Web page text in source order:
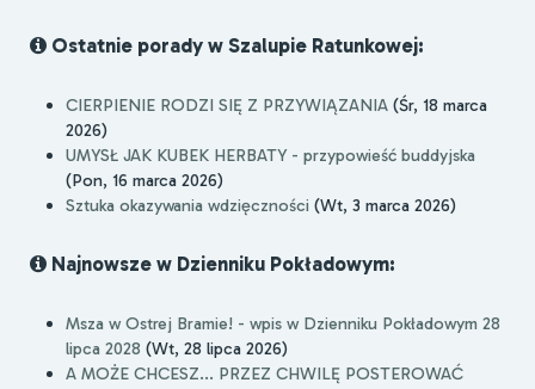
Ostatnie porady w Szalupie Ratunkowej:
CIERPIENIE RODZI SIĘ Z PRZYWIĄZANIA (Śr, 18 marca
2026)
UMYSŁ JAK KUBEK HERBATY - przypowieść buddyjska
(Pon, 16 marca 2026)
Sztuka okazywania wdzięczności (Wt, 3 marca 2026)
Najnowsze w Dzienniku Pokładowym:
Msza w Ostrej Bramie! - wpis w Dzienniku Pokładowym 28
lipca 2028 (Wt, 28 lipca 2026)
A MOŻE CHCESZ... PRZEZ CHWILĘ POSTEROWAĆ